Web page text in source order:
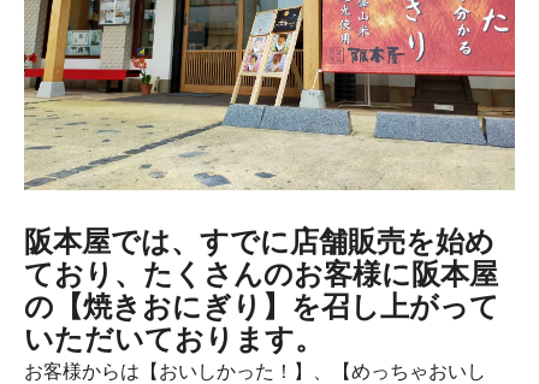
阪本屋では、すでに店舗販売を始め
ており、たくさんのお客様に阪本屋
の【焼きおにぎり】を召し上がって
いただいております。
お客様からは【おいしかった！】、【めっちゃおいし